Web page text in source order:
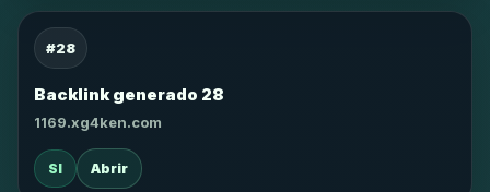
#28
Backlink generado 28
1169.xg4ken.com
SI Abrir